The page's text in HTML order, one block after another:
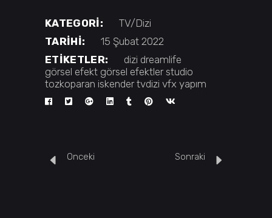
KATEGORI:
TV/Dizi
TARIHI:
15 Şubat 2022
ETIKETLER:
dizi dreamlife
görsel efekt görsel efektler studio
tozkoparan iskender tvdizi vfx yapım
Onceki Sonraki